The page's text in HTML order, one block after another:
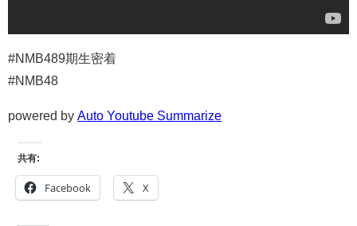
#NMB489期生密着
#NMB48
powered by Auto Youtube Summarize
共有:
Facebook X